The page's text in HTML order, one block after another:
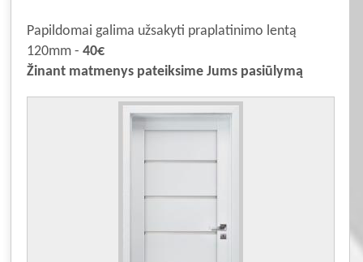
Papildomai galima užsakyti praplatinimo lentą
120mm - 40€
Žinant matmenys pateiksime Jums pasiūlymą